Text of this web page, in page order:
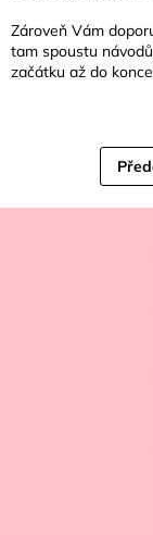
Zároveň Vám
tam spoustu
začátku až do